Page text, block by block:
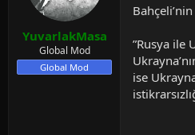
ş
a
t
ç
a
r
YuvarlakMasa
Global Mod
Global Mod
”Rusya ile
ise